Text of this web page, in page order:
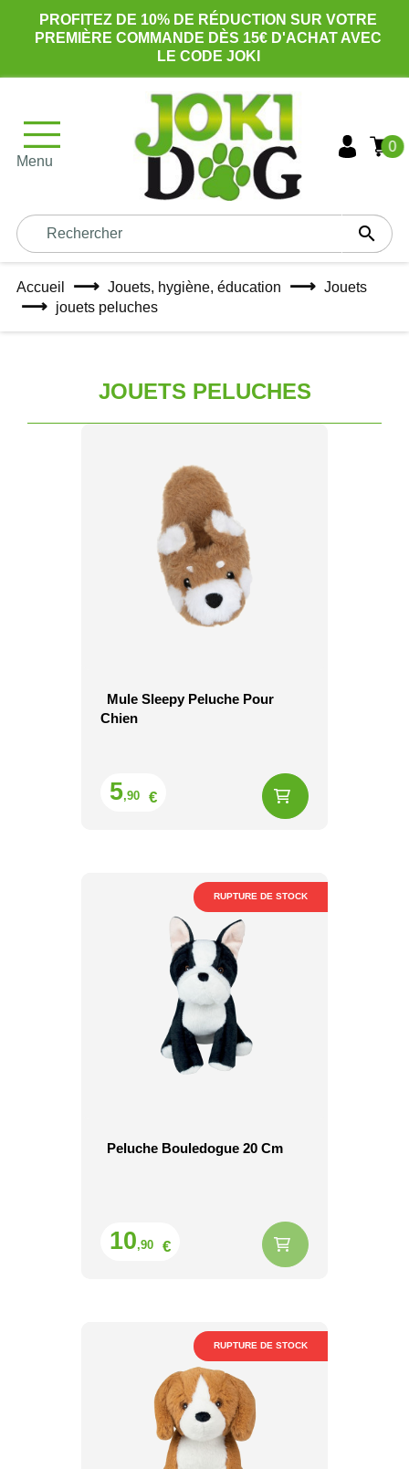
PROFITEZ DE 10% DE RÉDUCTION SUR VOTRE
PREMIÈRE COMMANDE DÈS 15€ D'ACHAT AVEC
LE CODE JOKI
Menu

0
Accueil Jouets, hygiène, éducation
Jouets
jouets peluches
JOUETS PELUCHES
Mule Sleepy Peluche Pour
Chien
5,90 €
Peluche Bouledogue 20 Cm
10,90 €
RUPTURE DE STOCK
RUPTURE DE STOCK